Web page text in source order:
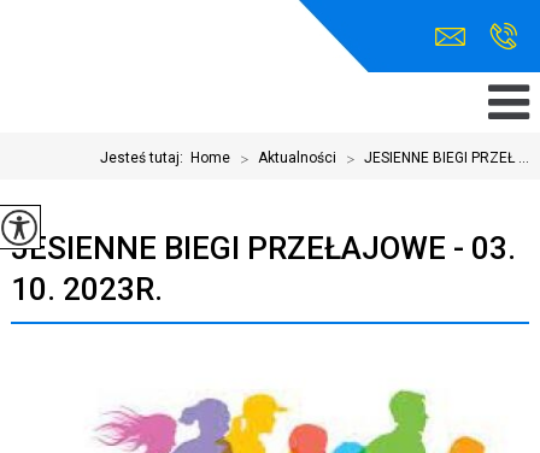
Jesteś tutaj: Home > Aktualności > JESIENNE BIEGI PRZEŁ ...
JESIENNE BIEGI PRZEŁAJOWE - 03.
10. 2023R.